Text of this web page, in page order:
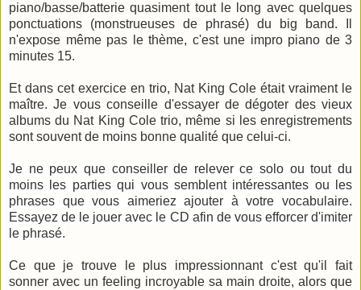
piano/basse/batterie quasiment tout le long avec quelques
ponctuations (monstrueuses de phrasé) du big band. Il
n'expose même pas le thème, c'est une impro piano de 3
minutes 15.
Et dans cet exercice en trio, Nat King Cole était vraiment le
maître. Je vous conseille d'essayer de dégoter des vieux
albums du Nat King Cole trio, même si les enregistrements
sont souvent de moins bonne qualité que celui-ci.
Je ne peux que conseiller de relever ce solo ou tout du
moins les parties qui vous semblent intéressantes ou les
phrases que vous aimeriez ajouter à votre vocabulaire.
Essayez de le jouer avec le CD afin de vous efforcer d'imiter
le phrasé.
Ce que je trouve le plus impressionnant c'est qu'il fait
sonner avec un feeling incroyable sa main droite, alors que